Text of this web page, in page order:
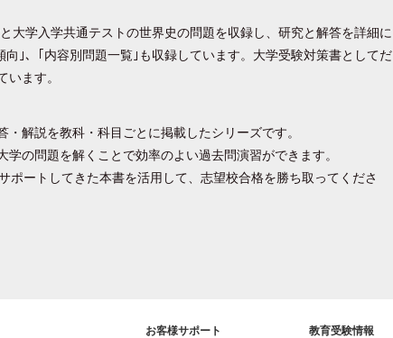
大学入学共通テストの世界史の問題を収録し、研究と解答を詳細に
｣、｢内容別問題一覧｣も収録しています。大学受験対策書としてだ
います。
解説を教科・科目ごとに掲載したシリーズです。
の問題を解くことで効率のよい過去問演習ができます。
ポートしてきた本書を活用して、志望校合格を勝ち取ってくださ
お客様サポート 教育受験情報